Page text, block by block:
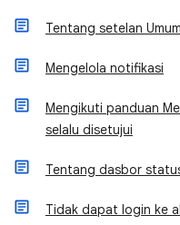
Tentang setelan Umum
Mengelola notifikasi
Mengikuti panduan
selalu disetujui
Tentang dasbor
Tidak dapat login ke